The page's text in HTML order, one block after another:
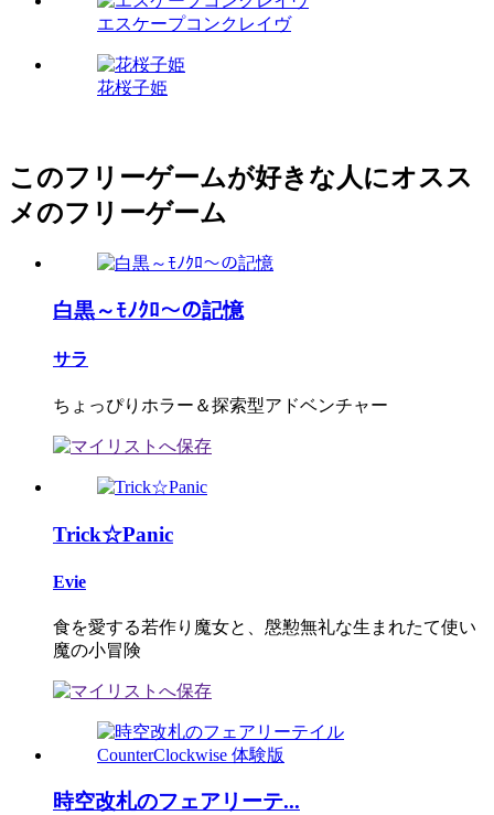
エスケープコンクレイヴ
花桜子姫
このフリーゲームが好きな人にオスス
メのフリーゲーム
白黒～ﾓﾉｸﾛ～の記憶
サラ
ちょっぴりホラー＆探索型アドベンチャー
Trick☆Panic
Evie
食を愛する若作り魔女と、慇懃無礼な生まれたて使い
魔の小冒険
時空改札のフェアリーテ...